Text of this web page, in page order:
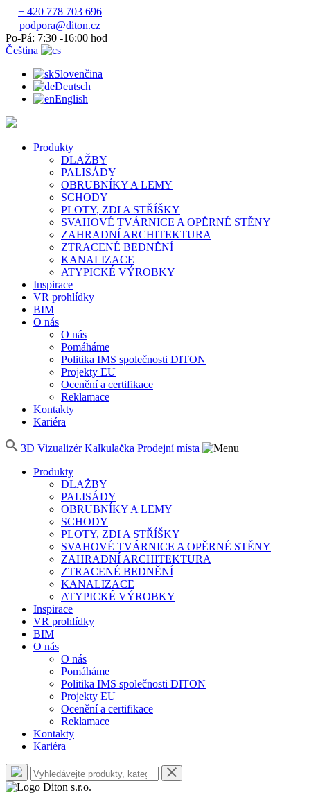
+ 420 778 703 696
podpora@diton.cz
Po-Pá: 7:30 -16:00 hod
Čeština
Slovenčina
Deutsch
English
Produkty
DLAŽBY
PALISÁDY
OBRUBNÍKY A LEMY
SCHODY
PLOTY, ZDI A STŘÍŠKY
SVAHOVÉ TVÁRNICE A OPĚRNÉ STĚNY
ZAHRADNÍ ARCHITEKTURA
ZTRACENÉ BEDNĚNÍ
KANALIZACE
ATYPICKÉ VÝROBKY
Inspirace
VR prohlídky
BIM
O nás
O nás
Pomáháme
Politika IMS společnosti DITON
Projekty EU
Ocenění a certifikace
Reklamace
Kontakty
Kariéra
3D Vizualizér Kalkulačka Prodejní místa
Produkty
DLAŽBY
PALISÁDY
OBRUBNÍKY A LEMY
SCHODY
PLOTY, ZDI A STŘÍŠKY
SVAHOVÉ TVÁRNICE A OPĚRNÉ STĚNY
ZAHRADNÍ ARCHITEKTURA
ZTRACENÉ BEDNĚNÍ
KANALIZACE
ATYPICKÉ VÝROBKY
Inspirace
VR prohlídky
BIM
O nás
O nás
Pomáháme
Politika IMS společnosti DITON
Projekty EU
Ocenění a certifikace
Reklamace
Kontakty
Kariéra